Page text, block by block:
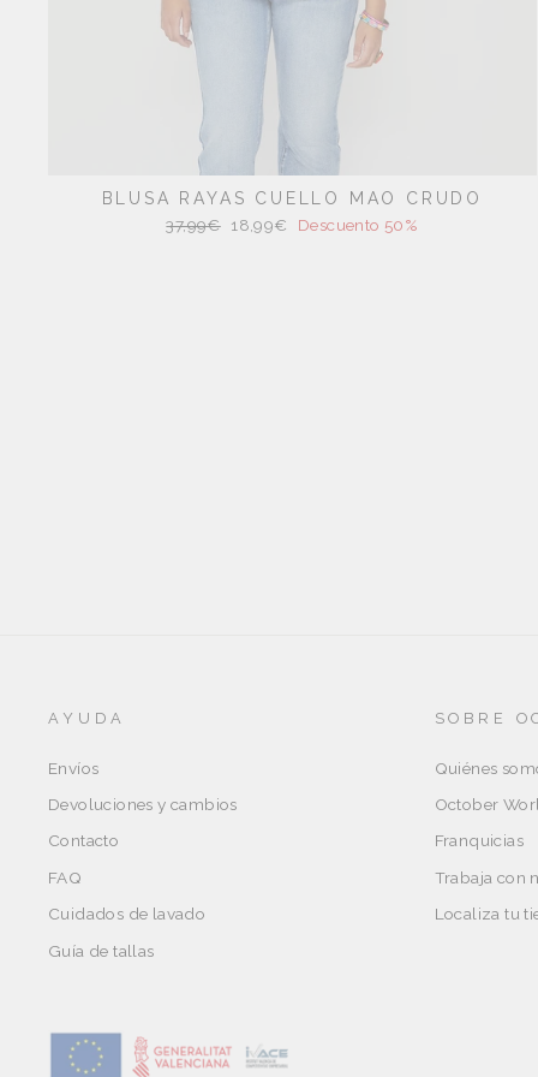
BLUSA RAYAS CUELLO MAO CRUDO
Precio
37,99€ Precio
18,99€ Descuento 50%
AYUDA
Envíos
Devoluciones y cambios
Contacto
FAQ
Cuidados de lavado
Guía de tallas
SOBRE
Quiénes
October
Franquicias
Trabaja con
Localiza tu